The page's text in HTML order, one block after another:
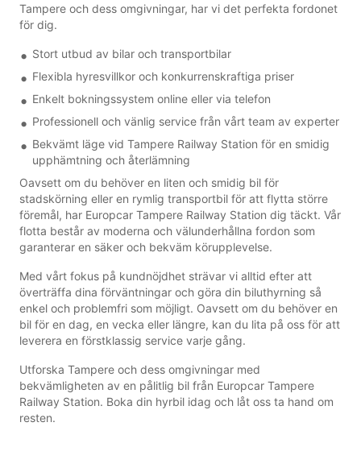
Tampere och dess omgivningar, har vi det perfekta fordonet
för dig.
Stort utbud av bilar och transportbilar
Flexibla hyresvillkor och konkurrenskraftiga priser
Enkelt bokningssystem online eller via telefon
Professionell och vänlig service från vårt team av experter
Bekvämt läge vid Tampere Railway Station för en smidig
upphämtning och återlämning
Oavsett om du behöver en liten och smidig bil för
stadskörning eller en rymlig transportbil för att flytta större
föremål, har Europcar Tampere Railway Station dig täckt. Vår
flotta består av moderna och välunderhållna fordon som
garanterar en säker och bekväm körupplevelse.
Med vårt fokus på kundnöjdhet strävar vi alltid efter att
överträffa dina förväntningar och göra din biluthyrning så
enkel och problemfri som möjligt. Oavsett om du behöver en
bil för en dag, en vecka eller längre, kan du lita på oss för att
leverera en förstklassig service varje gång.
Utforska Tampere och dess omgivningar med
bekvämligheten av en pålitlig bil från Europcar Tampere
Railway Station. Boka din hyrbil idag och låt oss ta hand om
resten.